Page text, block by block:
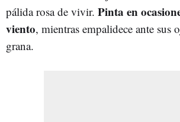
pálida rosa de vivir. Pinta en
viento, mientras empalidece ante sus
grana.